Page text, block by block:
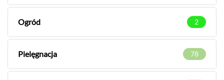
Ogród 2
Pielęgnacja 78